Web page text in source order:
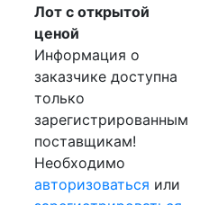
Лот с открытой
ценой
Информация о
заказчике доступна
только
зарегистрированным
поставщикам!
Необходимо
авторизоваться или